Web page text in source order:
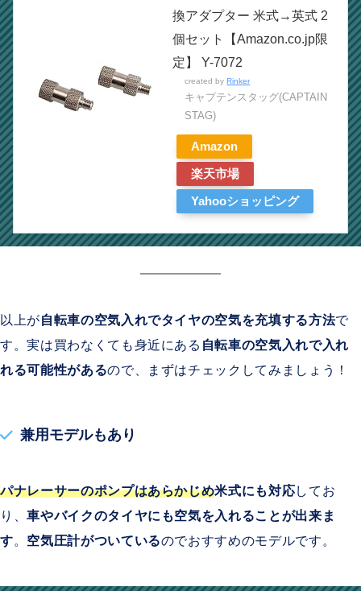
換アダプター 米式→英式 2
個セット【Amazon.co.jp限
定】 Y-7072
created byRinker
キャプテンスタッグ(CAPTAIN
STAG)
Amazon
楽天市場
Yahooショッピング
以上が自転車の空気入れでタイヤの空気を充填する方法で
す。実は買わなくても身近にある 自転車の空気入れで入れ
れる可能性があるので、まずはチェックしてみましょう！
兼用モデルもあり
パナレーサーのポンプはあらかじめ米式にも対応してお
り、車やバイクのタイヤにも空気を入れることが出来ま
す。 空気圧計がついているのでおすすめのモデルです。